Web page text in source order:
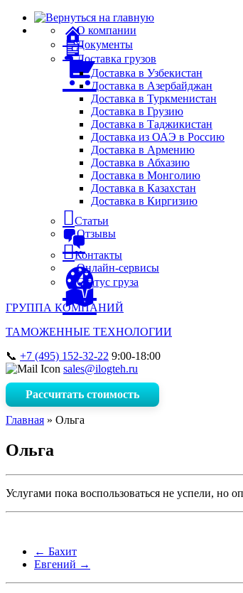
О компании
Документы
Доставка грузов
Доставка в Узбекистан
Доставка в Азербайджан
Доставка в Туркменистан
Доставка в Грузию
Доставка в Таджикистан
Доставка из ОАЭ в Россию
Доставка в Армению
Доставка в Абхазию
Доставка в Монголию
Доставка в Казахстан
Доставка в Киргизию
Статьи
Отзывы
Контакты
Онлайн-сервисы
Статус груза
ГРУППА КОМПАНИЙ
ТАМОЖЕННЫЕ ТЕХНОЛОГИИ
+7 (495) 152-32-22 9:00-18:00
sales@ilogteh.ru
Рассчитать стоимость
Главная » Ольга
Ольга
Услугами пока воспользоваться не успели, но
← Бахит
Евгений →